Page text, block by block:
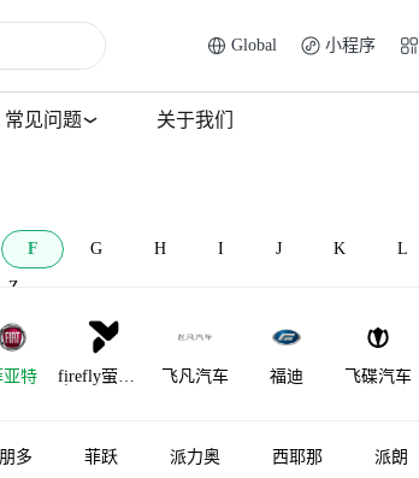
Global 小程序
常见问题 关于我们
F G H I J K L
Z
亚特
firefly萤火
飞凡汽车 福迪 飞碟汽车
朋多 菲跃 派力奥 西耶那 派朗